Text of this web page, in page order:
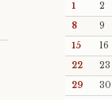
1
2
8
9
15
16
22
23
29
30